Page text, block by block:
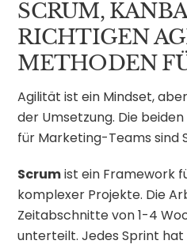
SCRUM,
RICHTIGEN
METHODEN
Agilität ist ein Mindset,
der Umsetzung. Die
für Marketing-Teams sind
Scrumist ein Framework
komplexer Projekte. Die
Zeitabschnitte von 1-4
unterteilt. Jedes Sprint hat